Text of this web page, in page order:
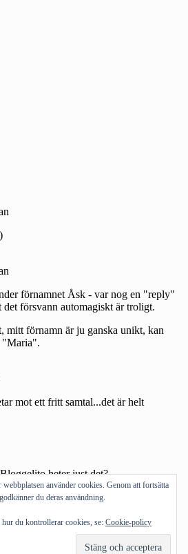
använder cookies. Genom att fortsätta
du deras användning.
du kontrollerar cookies, se: Cookie-policy